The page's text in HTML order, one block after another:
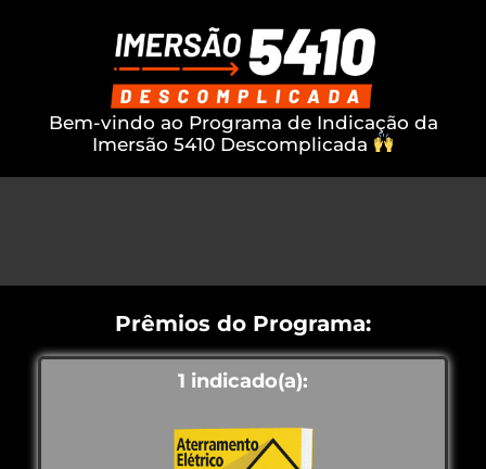
Bem-vindo ao Programa de Indicação da
Imersão 5410 Descomplicada
Prêmios do Programa:
1 indicado(a):